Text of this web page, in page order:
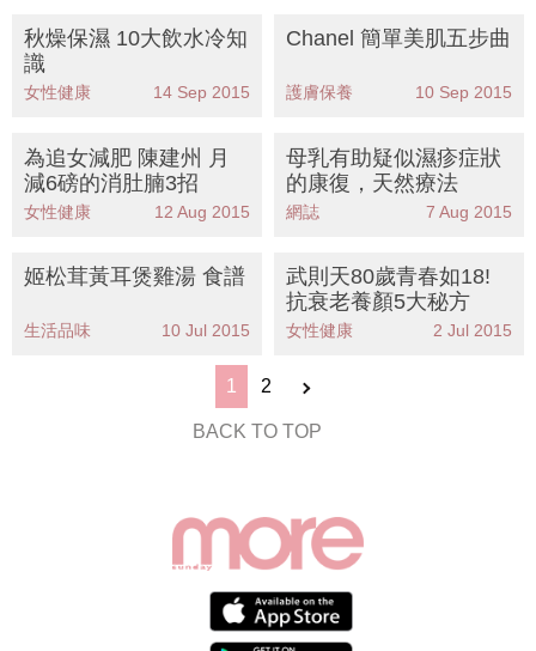
秋燥保濕 10大飲水冷知
識
女性健康 14 Sep 2015
Chanel 簡單美肌五步曲
護膚保養 10 Sep 2015
為追女減肥 陳建州 月
減6磅的消肚腩3招
女性健康 12 Aug 2015
母乳有助疑似濕疹症狀
的康復，天然療法
網誌 7 Aug 2015
姬松茸黃耳煲雞湯 食譜
生活品味 10 Jul 2015
武則天80歲青春如18!
抗衰老養顏5大秘方
女性健康 2 Jul 2015
1 2
BACK TO TOP